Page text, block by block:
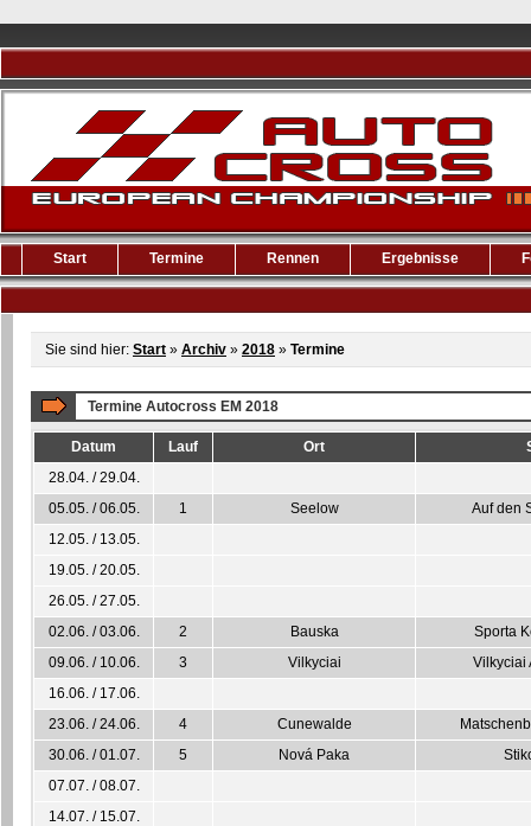
Start Termine Rennen Ergebnisse
Sie sind hier: Start » Archiv » 2018 » Termine
Termine Autocross EM 2018
Datum Lauf Ort
28.04. / 29.04.
05.05. / 06.05.
1 Seelow
Auf den
12.05. / 13.05.
19.05. / 20.05.
26.05. / 27.05.
02.06. / 03.06.
2 Bauska
Sporta
09.06. / 10.06.
3 Vilkyciai
Vilkyciai
16.06. / 17.06.
23.06. / 24.06.
4 Cunewalde
30.06. / 01.07.
5 Nová Paka
07.07. / 08.07.
14.07. / 15.07.